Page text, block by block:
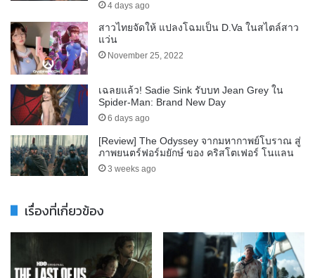
4 days ago
สาวไทยจัดให้ แปลงโฉมเป็น D.Va ในสไตล์สาว
แว่น
November 25, 2022
เฉลยแล้ว! Sadie Sink รับบท Jean Grey ใน
Spider-Man: Brand New Day
6 days ago
[Review] The Odyssey จากมหากาพย์โบราณ สู่
ภาพยนตร์ฟอร์มยักษ์ ของ คริสโตเฟอร์ โนแลน
3 weeks ago
เรื่องที่เกี่ยวข้อง